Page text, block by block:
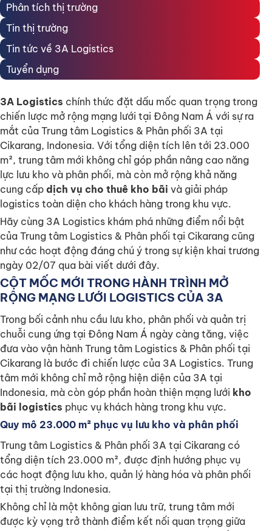
Phân tích thị trường
Tin thị trường
Tin tức về 3A Logistics
Tuyển dụng
3A Logistics chính thức đặt dấu mốc quan trọng trong
chiến lược mở rộng mạng lưới tại Đông Nam Á với sự ra
mắt của Trung tâm Logistics & Phân phối 3A tại
Cikarang, Indonesia. Với tổng diện tích lên tới 23.000
m², trung tâm mới không chỉ góp phần nâng cao năng
lực lưu kho và phân phối, mà còn mở rộng khả năng
cung cấp dịch vụ cho thuê kho bãi và giải pháp
logistics toàn diện cho khách hàng trong khu vực.
Hãy cùng 3A Logistics khám phá những điểm nổi bật
của Trung tâm Logistics & Phân phối tại Cikarang cũng
như các hoạt động đáng chú ý trong sự kiện khai trương
ngày 02/07 qua bài viết dưới đây.
CỘT MỐC MỚI TRONG HÀNH TRÌNH MỞ
RỘNG MẠNG LƯỚI LOGISTICS CỦA 3A
Trong bối cảnh nhu cầu lưu kho, phân phối và quản trị
chuỗi cung ứng tại Đông Nam Á ngày càng tăng, việc
đưa vào vận hành Trung tâm Logistics & Phân phối tại
Cikarang là bước đi chiến lược của 3A Logistics. Trung
tâm mới không chỉ mở rộng hiện diện của 3A tại
Indonesia, mà còn góp phần hoàn thiện mạng lưới kho
bãi logistics phục vụ khách hàng trong khu vực.
Quy mô 23.000 m² phục vụ lưu kho và phân phối
Trung tâm Logistics & Phân phối 3A tại Cikarang có
tổng diện tích 23.000 m², được định hướng phục vụ
các hoạt động lưu kho, quản lý hàng hóa và phân phối
tại thị trường Indonesia.
Không chỉ là một không gian lưu trữ, trung tâm mới
được kỳ vọng trở thành điểm kết nối quan trọng giữa